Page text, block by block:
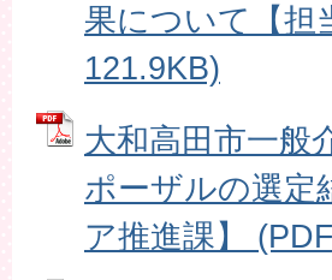
果について【担
121.9KB)
大和高田市一般
ポーザルの選定
ア推進課】